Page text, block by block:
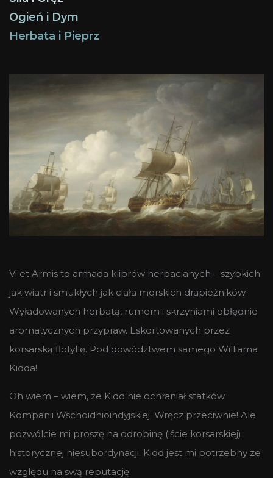
Ogień i Dym
Herbata i Pieprz
Vi et Armis to armada kliprów herbacianych – szybkich
jak wiatr i smukłych jak ciała morskich drapieżników.
Wyładowanych herbatą, rumem i skrzyniami obłędnie
aromatycznych przypraw. Eskortowanych przez
korsarską flotyllę. Pod dowództwem samego Williama
Kidda!
Oh wiem – wiem, że Kidd nie ochraniał statków
Kompanii Wschoidnioindyjskiej. Wręcz przeciwnie! Ale
pozwólcie mi proszę na odrobinę (iście korsarskiej)
historycznej niesubordynacji. Kidd jest mi potrzebny ze
względu na swą reputację.